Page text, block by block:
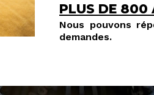
PLUS DE 800
Nous pouvons
demandes.